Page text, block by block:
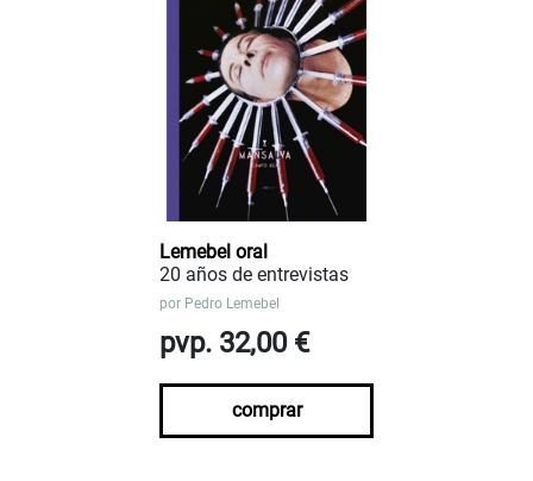
Lemebel oral
20 años de entrevistas
por Pedro Lemebel
pvp. 32,00 €
comprar